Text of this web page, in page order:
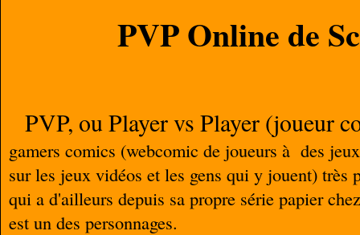
PVP Online de
PVP, ou Player vs Player (joueur
gamers comics (webcomic de joueurs à des
sur les jeux vidéos et les gens qui y jouent) très
qui a d'ailleurs depuis sa propre série papier
est un des personnages.